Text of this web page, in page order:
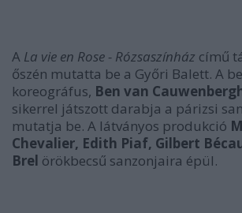
A La vie en Rose - Rózsaszínház című
őszén mutatta be a Győri Balett. A
koreográfus, Ben van
sikerrel játszott darabja a párizsi
mutatja be. A látványos produkció
Chevalier, Edith Piaf, Gilbert
Brel örökbecsű sanzonjaira épül.